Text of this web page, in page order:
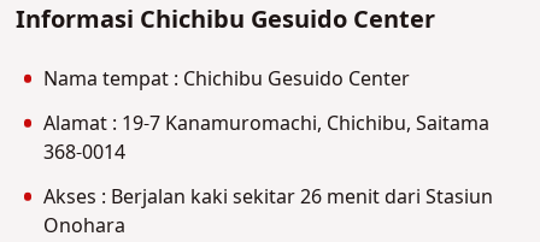
Informasi Chichibu Gesuido Center
Nama tempat : Chichibu Gesuido Center
Alamat : 19-7 Kanamuromachi, Chichibu, Saitama
368-0014
Akses : Berjalan kaki sekitar 26 menit dari Stasiun
Onohara